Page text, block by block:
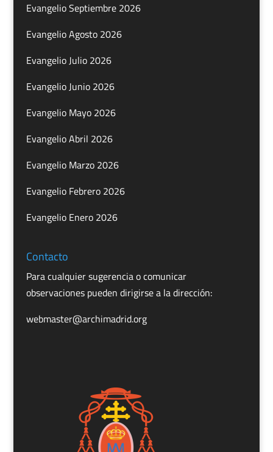
Evangelio Septiembre 2026
Evangelio Agosto 2026
Evangelio Julio 2026
Evangelio Junio 2026
Evangelio Mayo 2026
Evangelio Abril 2026
Evangelio Marzo 2026
Evangelio Febrero 2026
Evangelio Enero 2026
Contacto
Para cualquier sugerencia o comunicar
observaciones pueden dirigirse a la dirección:
webmaster@archimadrid.org